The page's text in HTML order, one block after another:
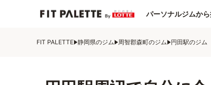
パーソナルジムか
FIT PALETTE 静岡県のジム 周智郡森町のジム 円田駅のジム